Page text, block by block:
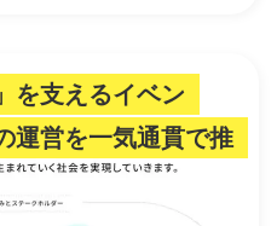
を支えるイベン
運営を一気通貫で推